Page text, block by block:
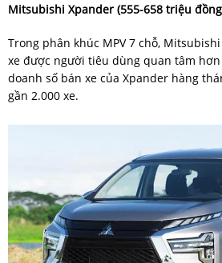
Mitsubishi Xpander (555-658 triệu
Trong phân khúc MPV 7 chỗ,
xe được người tiêu dùng quan tâm hơn
doanh số bán xe của Xpander hàng
gần 2.000 xe.